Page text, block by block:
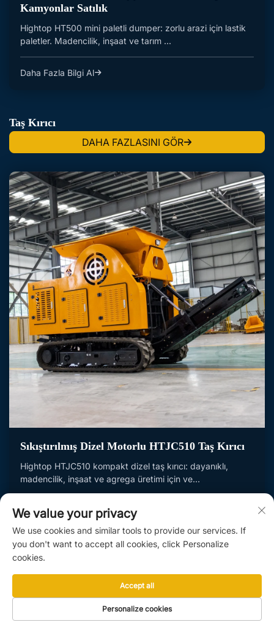
Kamyonlar Satılık
Hightop HT500 mini paletli dumper: zorlu arazi için lastik
paletler. Madencilik, inşaat ve tarım ...
Daha Fazla Bilgi Al
Taş Kırıcı
DAHA FAZLASINI GÖR
Sıkıştırılmış Dizel Motorlu HTJC510 Taş Kırıcı
Hightop HTJC510 kompakt dizel taş kırıcı: dayanıklı,
madencilik, inşaat ve agrega üretimi için ve...
Daha Fazla Bilgi Al
We value your privacy
We use cookies and similar tools to provide our services. If
you don't want to accept all cookies, click Personalize
cookies.
Personalize cookies
Accept all